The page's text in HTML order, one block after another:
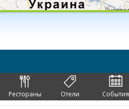
Рестораны Отели События